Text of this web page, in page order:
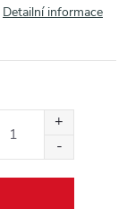
Detailní informace